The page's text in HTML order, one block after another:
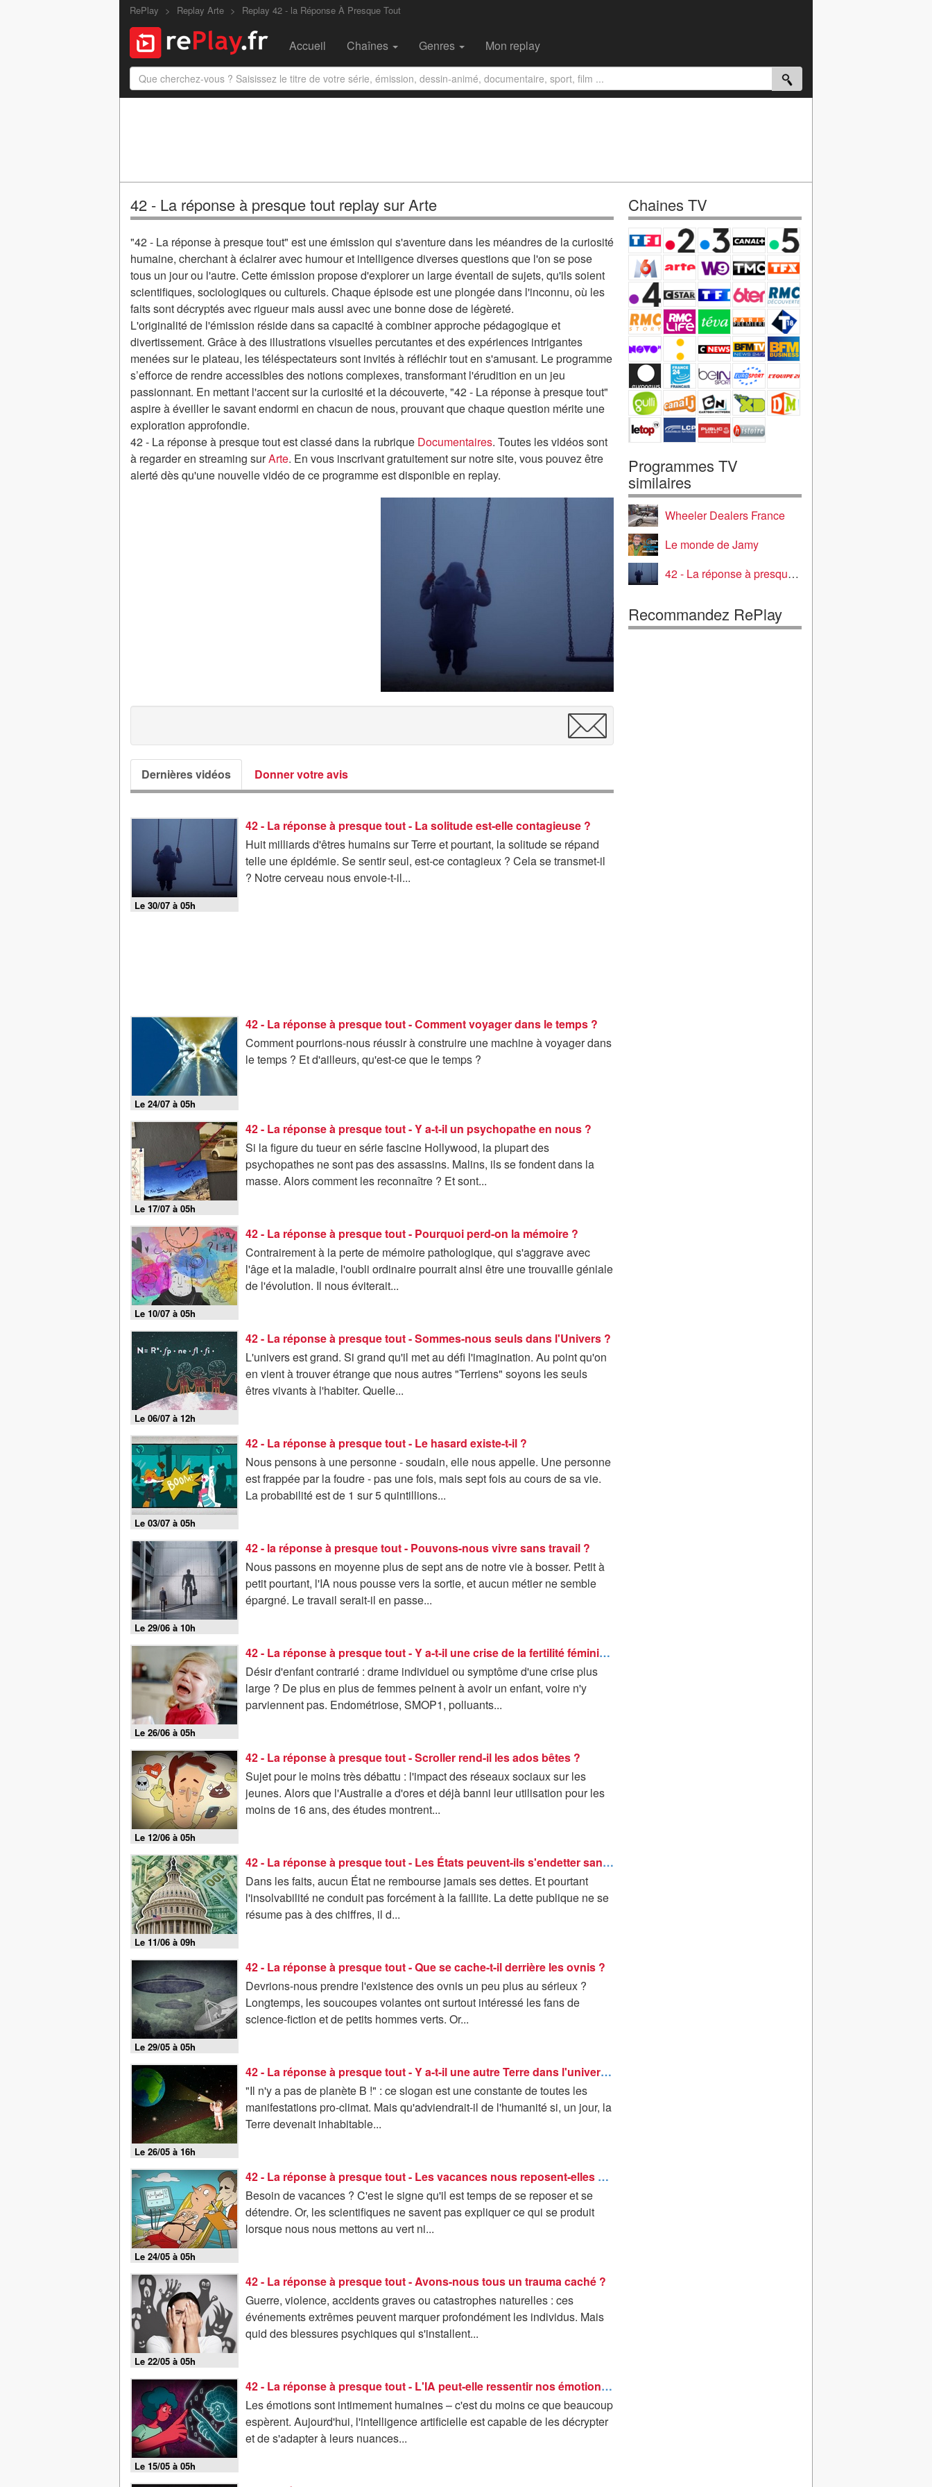
RePlay Replay Arte Replay 42 - la Réponse À Presque Tout
Accueil Chaînes Genres Mon replay
42 - La réponse à presque tout replay sur Arte
"42 - La réponse à presque tout" est une émission qui s'aventure dans les méandres de la curiosité
humaine, cherchant à éclairer avec humour et intelligence diverses questions que l'on se pose
tous un jour ou l'autre. Cette émission propose d'explorer un large éventail de sujets, qu'ils soient
scientifiques, sociologiques ou culturels. Chaque épisode est une plongée dans l'inconnu, où les
faits sont décryptés avec rigueur mais aussi avec une bonne dose de légèreté.
L'originalité de l'émission réside dans sa capacité à combiner approche pédagogique et
divertissement. Grâce à des illustrations visuelles percutantes et des expériences intrigantes
menées sur le plateau, les téléspectateurs sont invités à réfléchir tout en s'amusant. Le programme
s’efforce de rendre accessibles des notions complexes, transformant l'érudition en un jeu
passionnant. En mettant l'accent sur la curiosité et la découverte, "42 - La réponse à presque tout"
aspire à éveiller le savant endormi en chacun de nous, prouvant que chaque question mérite une
exploration approfondie.
42 - La réponse à presque tout est classé dans la rubrique Documentaires. Toutes les vidéos sont
à regarder en streaming surArte. En vous inscrivant gratuitement sur notre site, vous pouvez être
alerté dès qu'une nouvelle vidéo de ce programme est disponible en replay.
Dernières vidéos Donner votre avis
Le 30/07 à 05h
42 - La réponse à presque tout - La solitude est-elle contagieuse ?
Huit milliards d'êtres humains sur Terre et pourtant, la solitude se répand
telle une épidémie. Se sentir seul, est-ce contagieux ? Cela se transmet-il
? Notre cerveau nous envoie-t-il...
Le 24/07 à 05h
42 - La réponse à presque tout - Comment voyager dans le temps ?
Comment pourrions-nous réussir à construire une machine à voyager dans
le temps ? Et d'ailleurs, qu'est-ce que le temps ?
Le 17/07 à 05h
42 - La réponse à presque tout - Y a-t-il un psychopathe en nous ?
Si la figure du tueur en série fascine Hollywood, la plupart des
psychopathes ne sont pas des assassins. Malins, ils se fondent dans la
masse. Alors comment les reconnaître ? Et sont...
Le 10/07 à 05h
42 - La réponse à presque tout - Pourquoi perd-on la mémoire ?
Contrairement à la perte de mémoire pathologique, qui s'aggrave avec
l'âge et la maladie, l'oubli ordinaire pourrait ainsi être une trouvaille géniale
de l'évolution. Il nous éviterait...
Le 06/07 à 12h
42 - La réponse à presque tout - Sommes-nous seuls dans l'Univers ?
L'univers est grand. Si grand qu'il met au défi l'imagination. Au point qu'on
en vient à trouver étrange que nous autres "Terriens" soyons les seuls
êtres vivants à l'habiter. Quelle...
Le 03/07 à 05h
42 - La réponse à presque tout - Le hasard existe-t-il ?
Nous pensons à une personne - soudain, elle nous appelle. Une personne
est frappée par la foudre - pas une fois, mais sept fois au cours de sa vie.
La probabilité est de 1 sur 5 quintillions...
Le 29/06 à 10h
42 - la réponse à presque tout - Pouvons-nous vivre sans travail ?
Nous passons en moyenne plus de sept ans de notre vie à bosser. Petit à
petit pourtant, l'IA nous pousse vers la sortie, et aucun métier ne semble
épargné. Le travail serait-il en passe...
Le 26/06 à 05h
42 - La réponse à presque tout - Y a-t-il une crise de la fertilité féminine ?
Désir d'enfant contrarié : drame individuel ou symptôme d'une crise plus
large ? De plus en plus de femmes peinent à avoir un enfant, voire n'y
parviennent pas. Endométriose, SMOP1, polluants...
Le 12/06 à 05h
42 - La réponse à presque tout - Scroller rend-il les ados bêtes ?
Sujet pour le moins très débattu : l'impact des réseaux sociaux sur les
jeunes. Alors que l'Australie a d'ores et déjà banni leur utilisation pour les
moins de 16 ans, des études montrent...
Le 11/06 à 09h
42 - La réponse à presque tout - Les États peuvent-ils s'endetter sans fin ?
Dans les faits, aucun État ne rembourse jamais ses dettes. Et pourtant
l'insolvabilité ne conduit pas forcément à la faillite. La dette publique ne se
résume pas à des chiffres, il d...
Le 29/05 à 05h
42 - La réponse à presque tout - Que se cache-t-il derrière les ovnis ?
Devrions-nous prendre l'existence des ovnis un peu plus au sérieux ?
Longtemps, les soucoupes volantes ont surtout intéressé les fans de
science-fiction et de petits hommes verts. Or...
Le 26/05 à 16h
42 - La réponse à presque tout - Y a-t-il une autre Terre dans l'univers ?
"Il n'y a pas de planète B !" : ce slogan est une constante de toutes les
manifestations pro-climat. Mais qu'adviendrait-il de l'humanité si, un jour, la
Terre devenait inhabitable...
Le 24/05 à 05h
42 - La réponse à presque tout - Les vacances nous reposent-elles vraiment?
Besoin de vacances ? C'est le signe qu'il est temps de se reposer et se
détendre. Or, les scientifiques ne savent pas expliquer ce qui se produit
lorsque nous nous mettons au vert ni...
Le 22/05 à 05h
42 - La réponse à presque tout - Avons-nous tous un trauma caché ?
Guerre, violence, accidents graves ou catastrophes naturelles : ces
événements extrêmes peuvent marquer profondément les individus. Mais
quid des blessures psychiques qui s'installent...
Le 15/05 à 05h
42 - La réponse à presque tout - L'IA peut-elle ressentir nos émotions ?
Les émotions sont intimement humaines – c'est du moins ce que beaucoup
espèrent. Aujourd'hui, l'intelligence artificielle est capable de les décrypter
et de s'adapter à leurs nuances...
Chaines TV
Programmes TV
similaires
Wheeler Dealers France
Le monde de Jamy
42 - La réponse à presque tout
Recommandez RePlay